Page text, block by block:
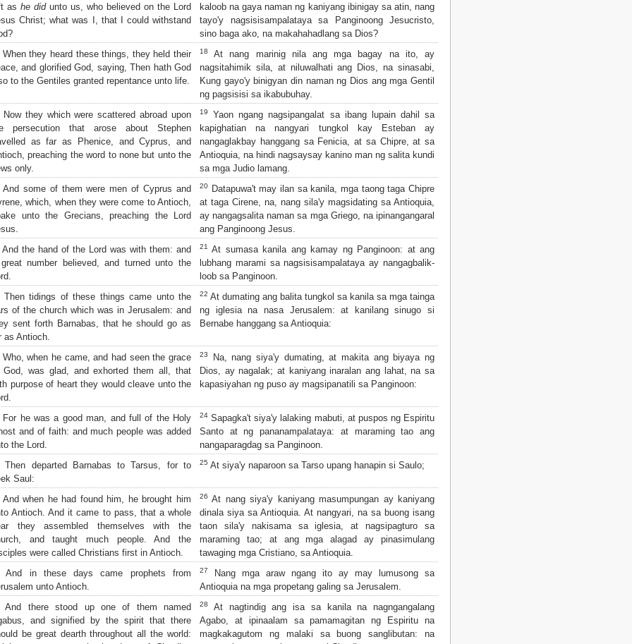
as he didunto us, who believed on the Lord
Christ; what was I, that I could withstand
kaloob na gaya naman ng kaniyang ibinigay sa atin, nang
tayo'y nagsisisampalataya sa Panginoong Jesucristo,
sino baga ako, na makahahadlang sa Dios?
When they heard these things, they held their
and glorified God, saying, Then hath God
to the Gentiles granted repentance unto life.
18
At nang marinig nila ang mga bagay na ito, ay
nagsitahimik sila, at niluwalhati ang Dios, na sinasabi,
Kung gayo'y binigyan din naman ng Dios ang mga Gentil
ng pagsisisi sa ikabubuhay.
Now they which were scattered abroad upon
persecution that arose about Stephen
as far as Phenice, and Cyprus, and
preaching the word to none but unto the
only.
19
Yaon ngang nagsipangalat sa ibang lupain dahil sa
kapighatian na nangyari tungkol kay Esteban ay
nangaglakbay hanggang sa Fenicia, at sa Chipre, at sa
Antioquia, na hindi nagsaysay kanino man ng salita kundi
sa mga Judio lamang.
And some of them were men of Cyprus and
which, when they were come to Antioch,
unto the Grecians, preaching the Lord
20
Datapuwa't may ilan sa kanila, mga taong taga Chipre
at taga Cirene, na, nang sila'y magsidating sa Antioquia,
ay nangagsalita naman sa mga Griego, na ipinangangaral
ang Panginoong Jesus.
And the hand of the Lord was with them: and
number believed, and turned unto the
21
At sumasa kanila ang kamay ng Panginoon: at ang
lubhang marami sa nagsisisampalataya ay nangagbalik-
loob sa Panginoon.
Then tidings of these things came unto the
of the church which was in Jerusalem: and
sent forth Barnabas, that he should go as
as Antioch.
22 At dumating ang balita tungkol sa kanila sa mga tainga
ng iglesia na nasa Jerusalem: at kanilang sinugo si
Bernabe hanggang sa Antioquia:
Who, when he came, and had seen the grace
God, was glad, and exhorted them all, that
purpose of heart they would cleave unto the
23
Na, nang siya'y dumating, at makita ang biyaya ng
Dios, ay nagalak; at kaniyang inaralan ang lahat, na sa
kapasiyahan ng puso ay magsipanatili sa Panginoon:
For he was a good man, and full of the Holy
and of faith: and much people was added
the Lord.
24 Sapagka't siya'y lalaking mabuti, at puspos ng Espiritu
Santo at ng pananampalataya: at maraming tao ang
nangaparagdag sa Panginoon.
Then departed Barnabas to Tarsus, for to
Saul:
25 At siya'y naparoon sa Tarso upang hanapin si Saulo;
And when he had found him, he brought him
Antioch. And it came to pass, that a whole
they assembled themselves with the
and taught much people. And the
were called Christians first in Antioch.
26 At nang siya'y kaniyang masumpungan ay kaniyang
dinala siya sa Antioquia. At nangyari, na sa buong isang
taon sila'y nakisama sa iglesia, at nagsipagturo sa
maraming tao; at ang mga alagad ay pinasimulang
tawaging mga Cristiano, sa Antioquia.
And in these days came prophets from
unto Antioch.
27
Nang mga araw ngang ito ay may lumusong sa
Antioquia na mga propetang galing sa Jerusalem.
And there stood up one of them named
and signified by the spirit that there
be great dearth throughout all the world:
28
At nagtindig ang isa sa kanila na nagngangalang
Agabo, at ipinaalam sa pamamagitan ng Espiritu na
magkakagutom ng malaki sa buong sanglibutan: na